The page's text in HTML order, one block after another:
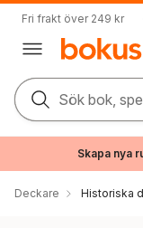
Fri frakt över 249 kr
Sök bok,
Skapa nya
Deckare Historiska